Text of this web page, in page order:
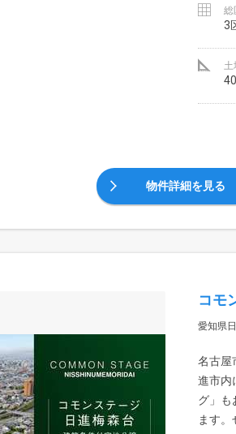
総
3
土
物件詳細を見る
コモ
愛知県
名古屋
進市内
グ」も
ます。